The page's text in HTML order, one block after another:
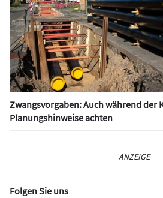
Zwangsvorgaben: Auch während der
Planungshinweise achten
ANZEIGE
Folgen Sie uns